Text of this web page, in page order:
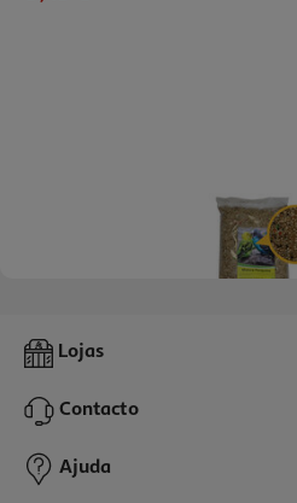
Mistura P/periquitos Lucpet Saco 1 Kg
2,45 €
Lojas
Contacto
Ajuda